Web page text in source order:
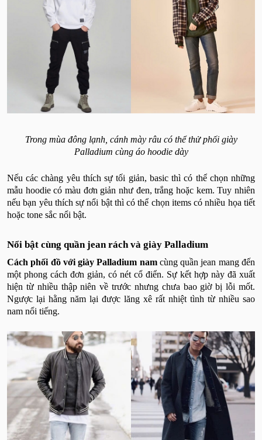
Trong mùa đông lạnh, cánh mày râu có thể thử phối giày
Palladium cùng áo hoodie dày
Nếu các chàng yêu thích sự tối giản, basic thì có thể chọn những
mẫu hoodie có màu đơn giản như đen, trắng hoặc kem. Tuy nhiên
nếu bạn yêu thích sự nổi bật thì có thể chọn items có nhiều họa tiết
hoặc tone sắc nổi bật.
Nổi bật cùng quần jean rách và giày Palladium
Cách phối đồ với giày Palladium namcùng quần jean mang đến
một phong cách đơn giản, có nét cổ điển. Sự kết hợp này đã xuất
hiện từ nhiều thập niên về trước nhưng chưa bao giờ bị lỗi mốt.
Ngược lại hằng năm lại được lăng xê rất nhiệt tình từ nhiều sao
nam nổi tiếng.